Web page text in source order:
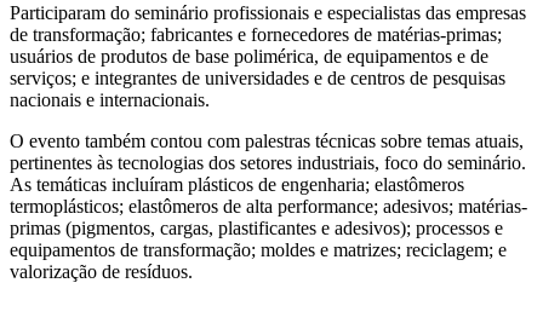
Participaram do seminário profissionais e especialistas das empresas
de transformação; fabricantes e fornecedores de matérias-primas;
usuários de produtos de base polimérica, de equipamentos e de
serviços; e integrantes de universidades e de centros de pesquisas
nacionais e internacionais.
O evento também contou com palestras técnicas sobre temas atuais,
pertinentes às tecnologias dos setores industriais, foco do seminário.
As temáticas incluíram plásticos de engenharia; elastômeros
termoplásticos; elastômeros de alta performance; adesivos; matérias-
primas (pigmentos, cargas, plastificantes e adesivos); processos e
equipamentos de transformação; moldes e matrizes; reciclagem; e
valorização de resíduos.